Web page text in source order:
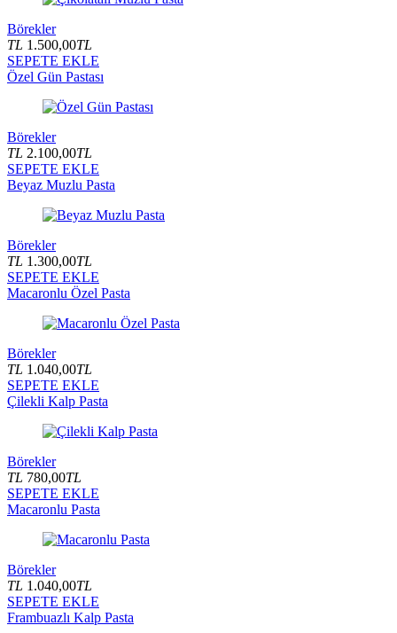
Börekler
TL 1.500,00TL
SEPETE EKLE
Özel Gün Pastası
Börekler
TL 2.100,00TL
SEPETE EKLE
Beyaz Muzlu Pasta
Börekler
TL 1.300,00TL
SEPETE EKLE
Macaronlu Özel Pasta
Börekler
TL 1.040,00TL
SEPETE EKLE
Çilekli Kalp Pasta
Börekler
TL 780,00TL
SEPETE EKLE
Macaronlu Pasta
Börekler
TL 1.040,00TL
SEPETE EKLE
Frambuazlı Kalp Pasta